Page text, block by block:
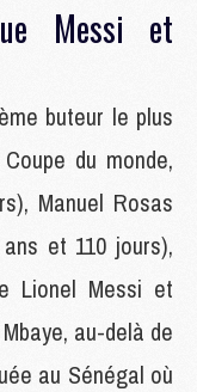
Messi et
buteur le plus
du monde,
Manuel Rosas
et 110 jours),
Lionel Messi et
au-delà de
au Sénégal où